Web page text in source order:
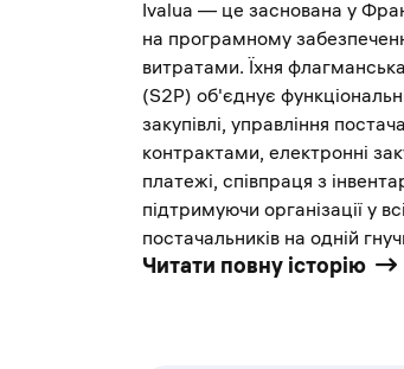
Ivalua — це заснована у
на програмному
витратами. Їхня
(S2P) об'єднує
закупівлі, управління
контрактами, електронні
платежі, співпраця з
підтримуючи організації у
постачальників на одній
Читати повну історію